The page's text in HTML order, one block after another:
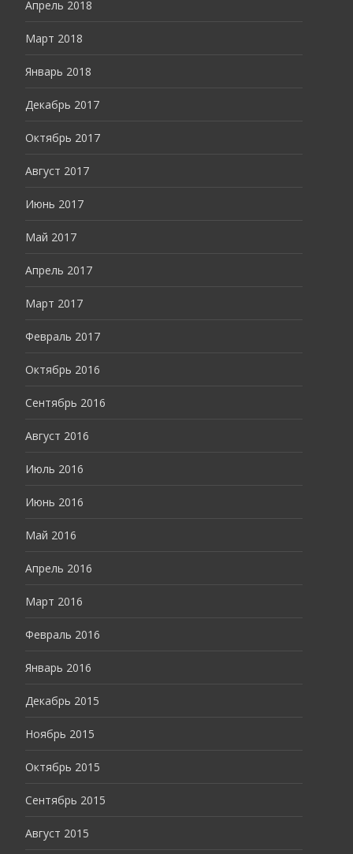
Апрель 2018
Март 2018
Январь 2018
Декабрь 2017
Октябрь 2017
Август 2017
Июнь 2017
Май 2017
Апрель 2017
Март 2017
Февраль 2017
Октябрь 2016
Сентябрь 2016
Август 2016
Июль 2016
Июнь 2016
Май 2016
Апрель 2016
Март 2016
Февраль 2016
Январь 2016
Декабрь 2015
Ноябрь 2015
Октябрь 2015
Сентябрь 2015
Август 2015